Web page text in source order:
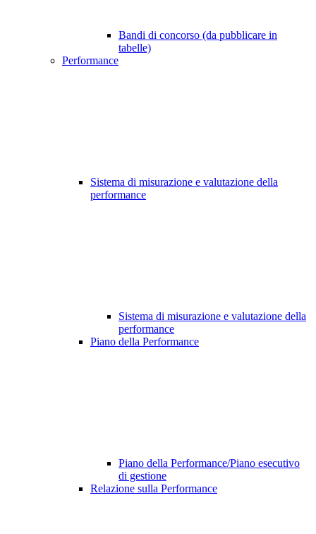
Bandi di concorso (da pubblicare in
tabelle)
Performance
Sistema di misurazione e valutazione della
performance
Sistema di misurazione e valutazione della
performance
Piano della Performance
Piano della Performance/Piano esecutivo
di gestione
Relazione sulla Performance